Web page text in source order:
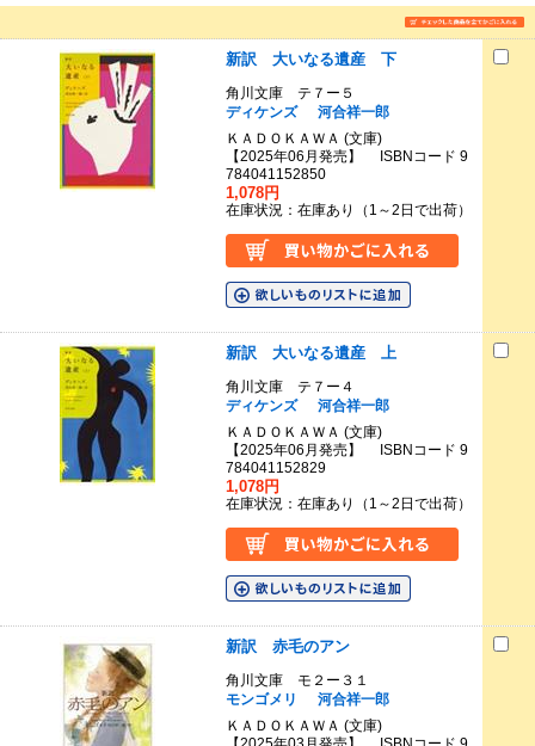
新訳 大いなる遺産 下
角川文庫 テ７ー５
ディケンズ
河合祥一郎
ＫＡＤＯＫＡＷＡ (文庫)
【2025年06月発売】 ISBNコード 9
784041152850
1,078円
在庫状況：在庫あり（1～2日で出荷）
新訳 大いなる遺産 上
角川文庫 テ７ー４
ディケンズ
河合祥一郎
ＫＡＤＯＫＡＷＡ (文庫)
【2025年06月発売】 ISBNコード 9
784041152829
1,078円
在庫状況：在庫あり（1～2日で出荷）
新訳 赤毛のアン
角川文庫 モ２ー３１
モンゴメリ
河合祥一郎
ＫＡＤＯＫＡＷＡ (文庫)